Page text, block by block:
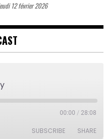
12 février 2026
00:00 / 28:08
SUBSCRIBE SHARE